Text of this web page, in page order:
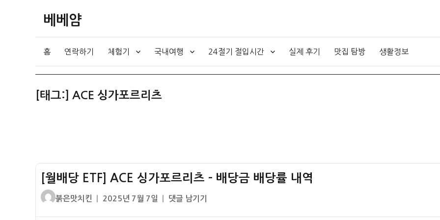
베베얌
홈 연락하기 체험기 국내여행 24절기 절입시간 실제 후기 맛집 탐방 생활정보
[태그:] ACE 싱가포르리츠
[월배당 ETF] ACE 싱가포르리츠 – 배당금 배당률 내역
글
붉은맛치킨
작
2025년 7월 7일
[월
댓글 남기기